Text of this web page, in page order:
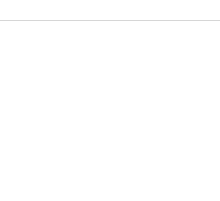
Ingrediente
Ingrediente